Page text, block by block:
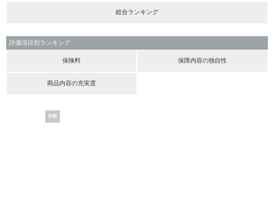
総合ランキング
評価項目別ランキング
保険料 保障内容の独自性
商品内容の充実度
PR